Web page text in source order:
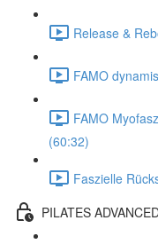
Release &
FAMO
FAMO
(60:32)
Faszielle
PILATES